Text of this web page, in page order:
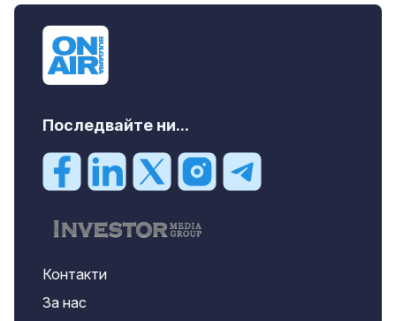
Последвайте ни...
Контакти
За нас